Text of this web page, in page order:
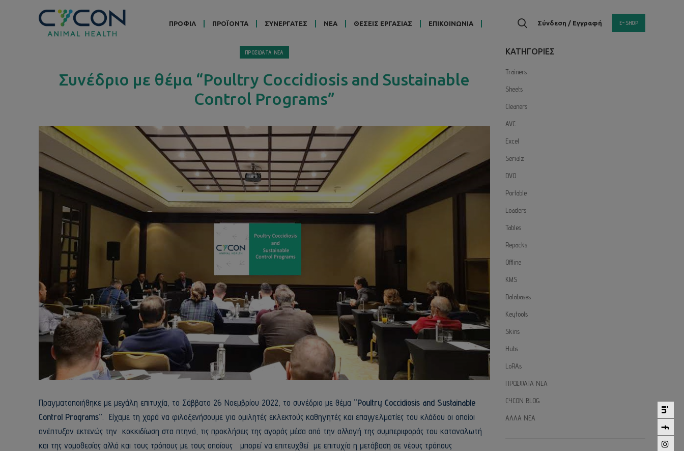
ΠΡΟΦΙΛ ΠΡΟΪΟΝΤΑ ΣΥΝΕΡΓΑΤΕΣ ΝΕΑ ΘΕΣΕΙΣ ΕΡΓΑΣΙΑΣ ΕΠΙΚΟΙΝΩΝΙΑ Σύνδεση / Εγγραφή E-SHOP
ΠΡΟΣΦΑΤΑ ΝΕΑ
Συνέδριο με θέμα “Poultry Coccidiosis and Sustainable
Control Programs”
Πραγματοποιήθηκε με μεγάλη επιτυχία, το Σάββατο 26 Νοεμβρίου 2022, το συνέδριο με θέμα “Poultry Coccidiosis and Sustainable
Control Programs” . Είχαμε τη χαρά να φιλοξενήσουμε για ομιλητές εκλεκτούς καθηγητές και επαγγελματίες του κλάδου οι οποίοι
ανέπτυξαν εκτενώς την κοκκιδίωση στα πτηνά, τις προκλήσεις της αγοράς μέσα από την αλλαγή της συμπεριφοράς του καταναλωτή
και της νομοθεσίας αλλά και τους τρόπους με τους οποίους μπορεί να επιτευχθεί με επιτυχία η μετάβαση σε νέους τρόπους
KΑΤΗΓΟΡΙΕΣ
Trainers
Sheets
Cleaners
AVC
Excel
Serialz
DVO
Portable
Loaders
Tables
Repacks
Offline
KMS
Databases
Keytools
Skins
Hubs
LoRAs
ΠΡΟΣΦΑΤΑ ΝΕΑ
CYCON BLOG
ΑΛΛΑ ΝΕΑ